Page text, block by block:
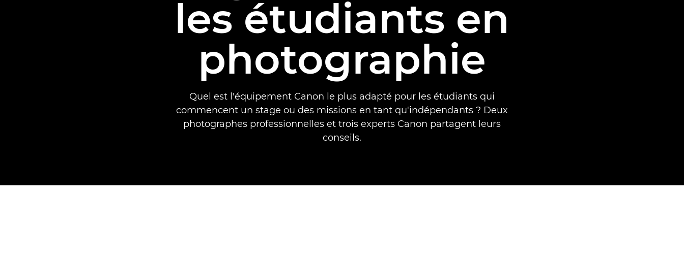
les étudiants en
photographie
Quel est l'équipement Canon le plus adapté pour les étudiants qui
commencent un stage ou des missions en tant qu'indépendants ? Deux
photographes professionnelles et trois experts Canon partagent leurs
conseils.